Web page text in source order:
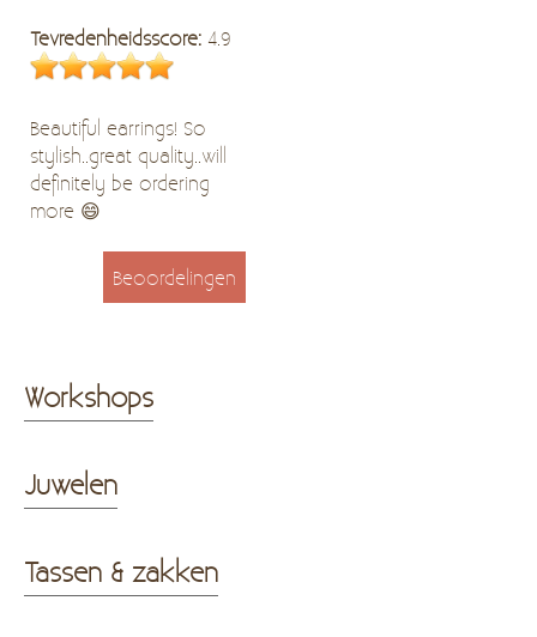
Workshops
Juwelen
Tassen & zakken
Tevredenheidsscore: 4.9
Beautiful earrings! So
stylish..great quality..will
definitely be ordering
more 😄
Beoordelingen